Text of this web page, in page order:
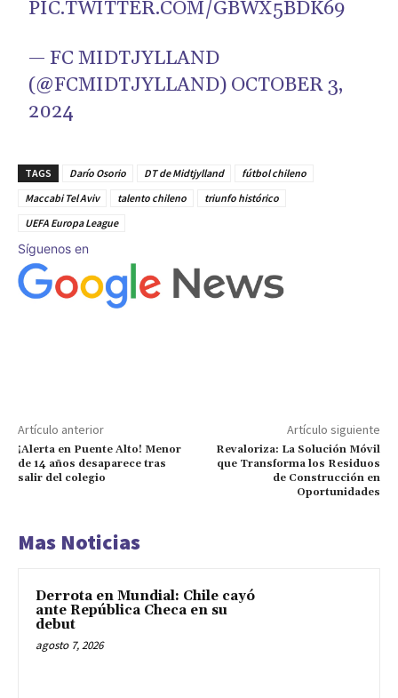
PIC.TWITTER.COM/GBWX5BDK69
— FC MIDTJYLLAND
(@FCMIDTJYLLAND) OCTOBER 3,
2024
TAGS Darío Osorio DT de Midtjylland
fútbol chileno
Maccabi Tel Aviv
talento chileno
triunfo histórico
UEFA Europa League
Síguenos en
Artículo anterior
¡Alerta en Puente Alto! Menor
de 14 años desaparece tras
salir del colegio
Artículo siguiente
Revaloriza: La Solución Móvil
que Transforma los Residuos
de Construcción en
Oportunidades
Mas Noticias
Derrota en Mundial: Chile cayó
ante República Checa en su
debut
agosto 7, 2026